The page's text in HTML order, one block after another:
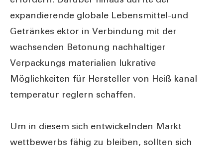
expandierende globale Lebensmittel-und
Getränkes ektor in Verbindung mit der
wachsenden Betonung nachhaltiger
Verpackungs materialien lukrative
Möglichkeiten für Hersteller von Heiß kanal
temperatur reglern schaffen.
Um in diesem sich entwickelnden Markt
wettbewerbs fähig zu bleiben, sollten sich